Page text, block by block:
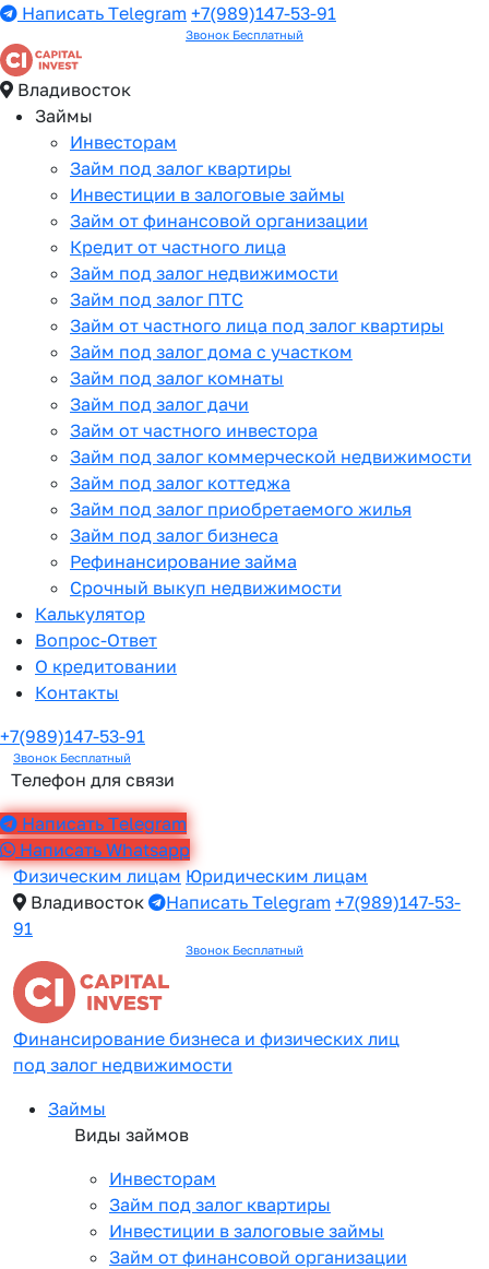
Написать Telegram +7(989)147-53-91
Звонок Бесплатный
Владивосток
Займы
Инвесторам
Займ под залог квартиры
Инвестиции в залоговые займы
Займ от финансовой организации
Кредит от частного лица
Займ под залог недвижимости
Займ под залог ПТС
Займ от частного лица под залог квартиры
Займ под залог дома с участком
Займ под залог комнаты
Займ под залог дачи
Займ от частного инвестора
Займ под залог коммерческой недвижимости
Займ под залог коттеджа
Займ под залог приобретаемого жилья
Займ под залог бизнеса
Рефинансирование займа
Срочный выкуп недвижимости
Калькулятор
Вопрос-Ответ
О кредитовании
Контакты
+7(989)147-53-91
Звонок Бесплатный
Телефон для связи
Написать Telegram
Написать Whatsapp
Физическим лицам Юридическим лицам
Владивосток
Написать Telegram +7(989)147-53-
91
Звонок Бесплатный
Финансирование бизнеса и физических лиц
под залог недвижимости
Займы
Виды займов
Инвесторам
Займ под залог квартиры
Инвестиции в залоговые займы
Займ от финансовой организации